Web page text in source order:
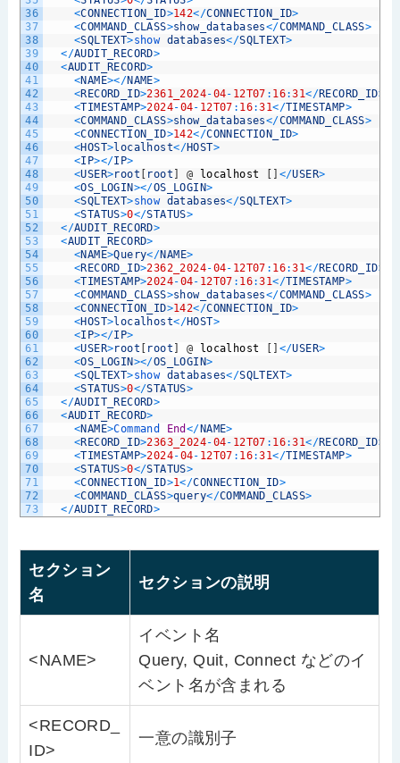
36
37
38
39
40
41
42
43
44
45
46
47
48
49
50
51
52
53
54
55
56
57
58
59
60
61
62
63
64
65
66
67
68
69
70
71
72
73
<CONNECTION_ID>142</CONNECTION_ID>
<COMMAND_CLASS>show_databases</COMMAND_CLASS>
<SQLTEXT>show databases</SQLTEXT>
</AUDIT_RECORD>
<AUDIT_RECORD>
<NAME></NAME>
<RECORD_ID>2361_2024-04- 12T07 : 16:31</RECORD_ID>
<TIMESTAMP>2024-04- 12T07 : 16:31</TIMESTAMP>
<COMMAND_CLASS>show_databases</COMMAND_CLASS>
<CONNECTION_ID>142</CONNECTION_ID>
<HOST>localhost</HOST>
<IP></IP>
<USER>root root @ localhost </USER>
<OS_LOGIN></OS_LOGIN>
<SQLTEXT>show databases</SQLTEXT>
<STATUS>0</STATUS>
</AUDIT_RECORD>
<AUDIT_RECORD>
<NAME>Query</NAME>
<RECORD_ID>2362_2024-04- 12T07 : 16:31</RECORD_ID>
<TIMESTAMP>2024-04- 12T07 : 16:31</TIMESTAMP>
<COMMAND_CLASS>show_databases</COMMAND_CLASS>
<CONNECTION_ID>142</CONNECTION_ID>
<HOST>localhost</HOST>
<IP></IP>
<USER>root root @ localhost </USER>
<OS_LOGIN></OS_LOGIN>
<SQLTEXT>show databases</SQLTEXT>
<STATUS>0</STATUS>
</AUDIT_RECORD>
<AUDIT_RECORD>
<NAME>Command End </ NAME>
<RECORD_ID>2363_2024-04- 12T07 : 16:31</RECORD_ID>
<TIMESTAMP>2024-04- 12T07 : 16:31</TIMESTAMP>
<STATUS>0</STATUS>
<CONNECTION_ID>1</CONNECTION_ID>
<COMMAND_CLASS>query</COMMAND_CLASS>
</AUDIT_RECORD>
セクション
名
セクションの説明
<NAME>
イベント名
Query, Quit, Connect などのイ
ベント名が含まれる
<RECORD_
ID>
一意の識別子